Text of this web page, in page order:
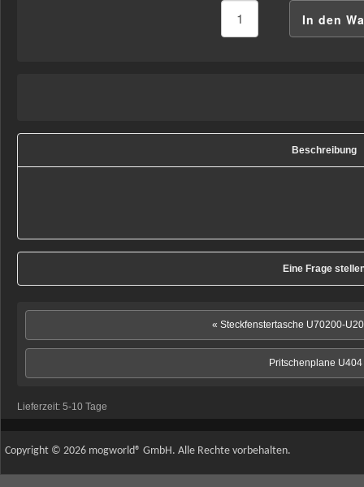
Beschreibung
Eine Frage
« Steckfenstertasche U70200-
Pritschenplane U404
Lieferzeit: 5-10 Tage
Copyright © 2026 mogworld® GmbH. Alle Rechte vorbehalten.